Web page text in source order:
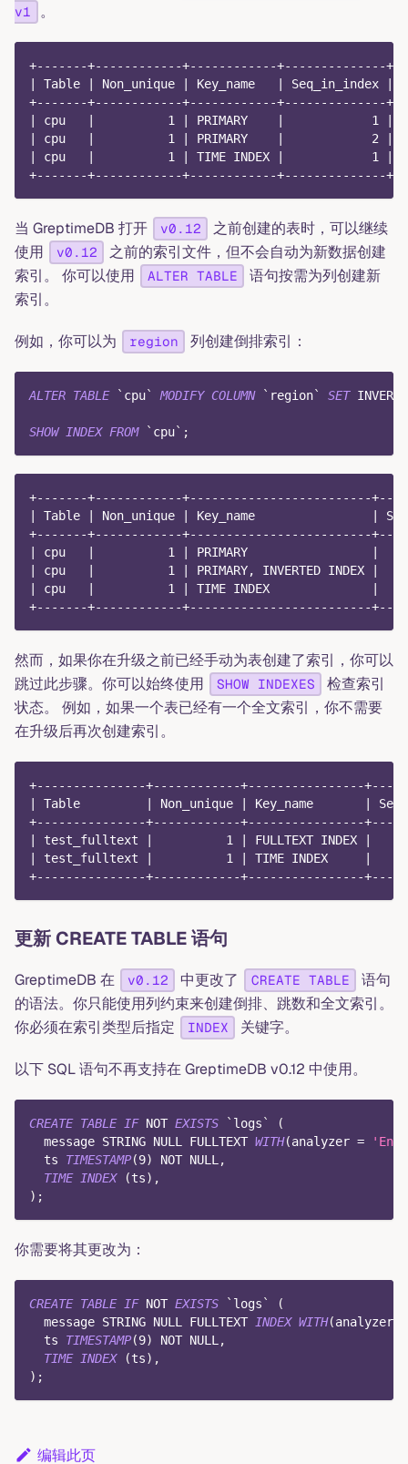
v1
。
+-------+------------+------------+--------------
| Table | Non_unique | Key_name   |
+-------+------------+------------+--------------
| cpu   |          1 | PRIMARY    |            1 |
| cpu   |          1 | PRIMARY    |            2 |
| cpu   |          1 | TIME INDEX |
+-------+------------+------------+--------------
当 GreptimeDB 打开 v0.12
之前创建的表时，可以继续
使用
v0.12
之前的索引文件，但不会自动为新数据创建
索引。 你可以使用
ALTER TABLE
语句按需为列创建新
索引。
例如，你可以为 region 列创建倒排索引：
ALTER TABLE ` cpu` MODIFY COLUMN ` region` SET
SHOW INDEX FROM ` cpu` ;
+-------+------------+-------------------------
| Table | Non_unique | Key_name                |
+-------+------------+-------------------------
| cpu   |          1 | PRIMARY                 |
| cpu   |          1 | PRIMARY, INVERTED
| cpu   |          1 | TIME INDEX
+-------+------------+-------------------------
然而，如果你在升级之前已经手动为表创建了索引，你可以
跳过此步骤。你可以始终使用
SHOW INDEXES
检查索引
状态。 例如，如果一个表已经有一个全文索引，你不需要
在升级后再次创建索引。
+---------------+------------+----------------
| Table         | Non_unique | Key_name       |
+---------------+------------+----------------
| test_fulltext |          1 | FULLTEXT INDEX
| test_fulltext |          1 | TIME INDEX
+---------------+------------+----------------
更新 CREATE TABLE 语句
GreptimeDB 在 v0.12 中更改了 CREATE TABLE
语句
的语法。你只能使用列约束来创建倒排、跳数和全文索引。
你必须在索引类型后指定
INDEX 关键字。
以下 SQL 语句不再支持在 GreptimeDB v0.12 中使用。
CREATE TABLE IF NOT EXISTS ` logs `
(
  message STRING
NULL FULLTEXT WITH(analyzer =
  ts
TIMESTAMP(9) NOT NULL ,
TIME
INDEX (ts) ,
) ;
你需要将其更改为：
CREATE TABLE IF NOT EXISTS ` logs `
(
  message STRING
NULL FULLTEXT INDEX WITH(analyzer
  ts
TIMESTAMP(9) NOT NULL ,
TIME
INDEX (ts) ,
) ;
编辑此页